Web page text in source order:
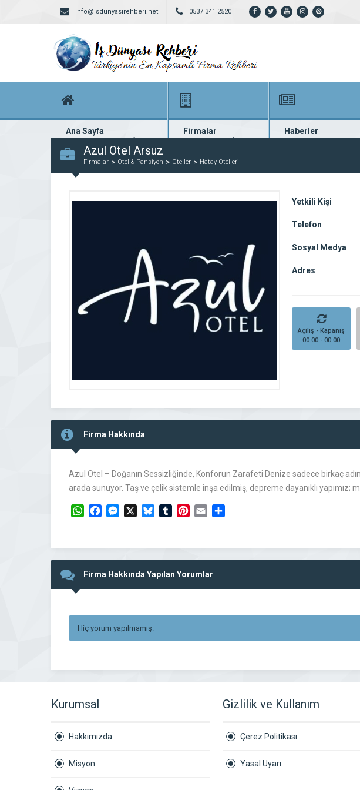
info@isdunyasirehberi.net 0537 341 2520
Ana Sayfa
Firma rehberi ana sayfanız
Firmalar
Yüzlerce kayıtlı firma
Haberler
En güncel haberler
Azul Otel Arsuz
Firmalar Otel & Pansiyon Oteller Hatay Otelleri
Yetkili Kişi
Telefon
Sosyal Medya
Adres
Açılış - Kapanış
00:00 - 00:00
Firma Hakkında
Azul Otel – Doğanın Sessizliğinde, Konforun Zarafeti Denize sadece birkaç
arada sunuyor. Taş ve çelik sistemle inşa edilmiş, depreme dayanıklı
WhatsAppFacebookMessengerBlueskyTumblrPinterest
Email
Firma Hakkında Yapılan Yorumlar
Hiç yorum yapılmamış.
Kurumsal
Hakkımızda
Misyon
Gizlilik ve Kullanım
Çerez Politikası
Yasal Uyarı